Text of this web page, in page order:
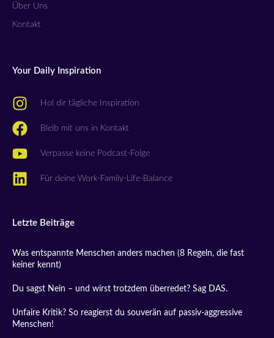
Über Uns
Kontakt
Your Daily Inspiration
Hol dir tägliche Inspiration
Bleib mit uns in Kontakt
Verpasse keine Podcast-Folge
Für deine Work-Family-Life-Balance
Letzte Beiträge
Was entspannte Menschen anders machen (8 Regeln, die fast
keiner kennt)
Du sagst Nein – und wirst trotzdem überredet? Sag DAS.
Unfaire Kritik? So reagierst du souverän auf passiv-aggressive
Menschen!